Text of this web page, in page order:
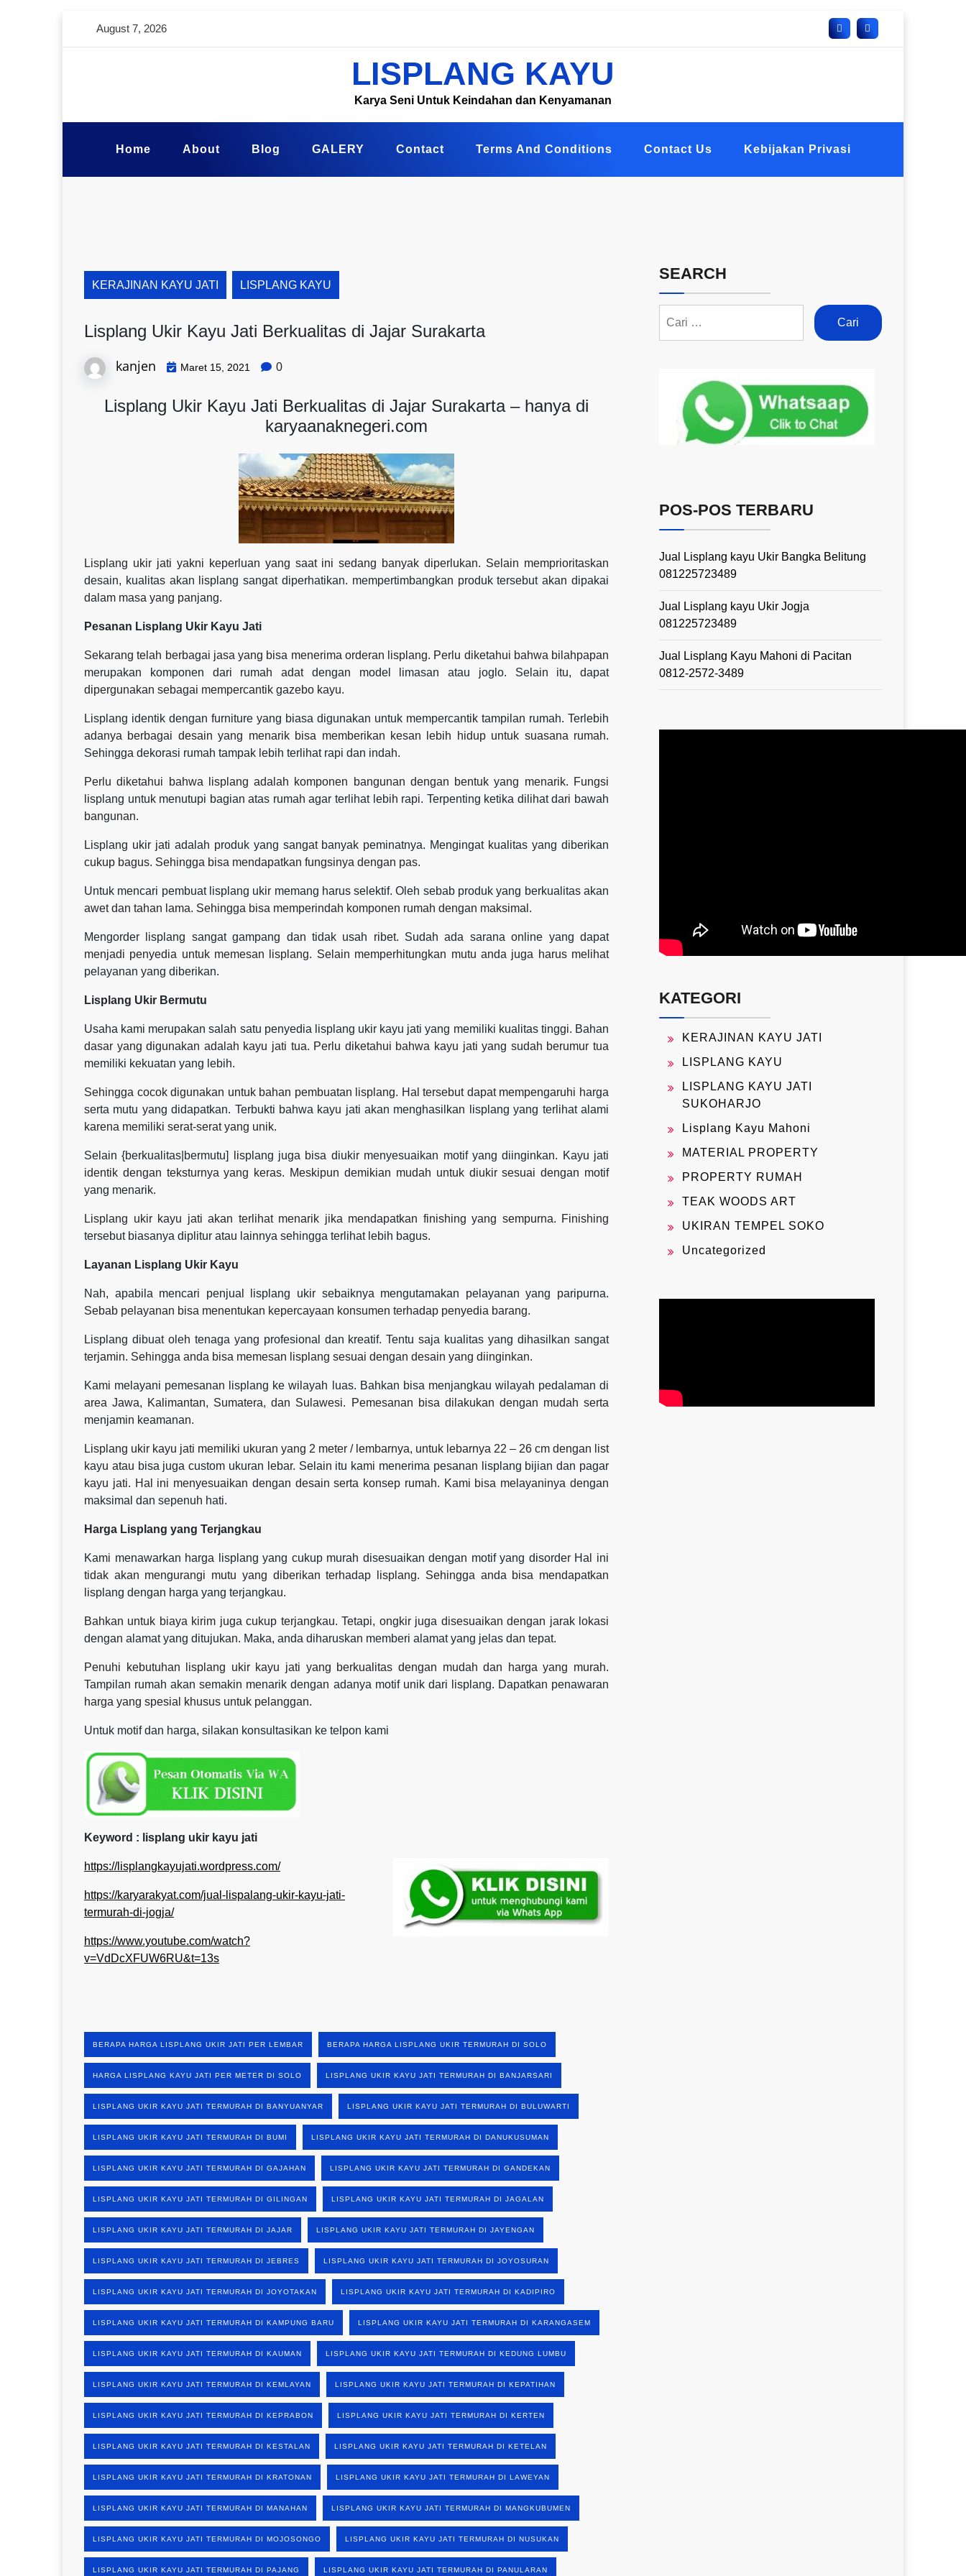
August 7, 2026
LISPLANG KAYU
Karya Seni Untuk Keindahan dan Kenyamanan
Home About Blog GALERY Contact Terms And Conditions Contact Us Kebijakan Privasi
KERAJINAN KAYU JATI LISPLANG KAYU
Lisplang Ukir Kayu Jati Berkualitas di Jajar Surakarta
kanjen Maret 15, 2021 0
Lisplang Ukir Kayu Jati Berkualitas di Jajar Surakarta – hanya di
karyaanaknegeri.com
Lisplang ukir jati yakni keperluan yang saat ini sedang banyak diperlukan. Selain memprioritaskan
desain, kualitas akan lisplang sangat diperhatikan. mempertimbangkan produk tersebut akan dipakai
dalam masa yang panjang.
Pesanan Lisplang Ukir Kayu Jati
Sekarang telah berbagai jasa yang bisa menerima orderan lisplang. Perlu diketahui bahwa bilahpapan
merupakan komponen dari rumah adat dengan model limasan atau joglo. Selain itu, dapat
dipergunakan sebagai mempercantik gazebo kayu.
Lisplang identik dengan furniture yang biasa digunakan untuk mempercantik tampilan rumah. Terlebih
adanya berbagai desain yang menarik bisa memberikan kesan lebih hidup untuk suasana rumah.
Sehingga dekorasi rumah tampak lebih terlihat rapi dan indah.
Perlu diketahui bahwa lisplang adalah komponen bangunan dengan bentuk yang menarik. Fungsi
lisplang untuk menutupi bagian atas rumah agar terlihat lebih rapi. Terpenting ketika dilihat dari bawah
bangunan.
Lisplang ukir jati adalah produk yang sangat banyak peminatnya. Mengingat kualitas yang diberikan
cukup bagus. Sehingga bisa mendapatkan fungsinya dengan pas.
Untuk mencari pembuat lisplang ukir memang harus selektif. Oleh sebab produk yang berkualitas akan
awet dan tahan lama. Sehingga bisa memperindah komponen rumah dengan maksimal.
Mengorder lisplang sangat gampang dan tidak usah ribet. Sudah ada sarana online yang dapat
menjadi penyedia untuk memesan lisplang. Selain memperhitungkan mutu anda juga harus melihat
pelayanan yang diberikan.
Lisplang Ukir Bermutu
Usaha kami merupakan salah satu penyedia lisplang ukir kayu jati yang memiliki kualitas tinggi. Bahan
dasar yang digunakan adalah kayu jati tua. Perlu diketahui bahwa kayu jati yang sudah berumur tua
memiliki kekuatan yang lebih.
Sehingga cocok digunakan untuk bahan pembuatan lisplang. Hal tersebut dapat mempengaruhi harga
serta mutu yang didapatkan. Terbukti bahwa kayu jati akan menghasilkan lisplang yang terlihat alami
karena memiliki serat-serat yang unik.
Selain {berkualitas|bermutu] lisplang juga bisa diukir menyesuaikan motif yang diinginkan. Kayu jati
identik dengan teksturnya yang keras. Meskipun demikian mudah untuk diukir sesuai dengan motif
yang menarik.
Lisplang ukir kayu jati akan terlihat menarik jika mendapatkan finishing yang sempurna. Finishing
tersebut biasanya diplitur atau lainnya sehingga terlihat lebih bagus.
Layanan Lisplang Ukir Kayu
Nah, apabila mencari penjual lisplang ukir sebaiknya mengutamakan pelayanan yang paripurna.
Sebab pelayanan bisa menentukan kepercayaan konsumen terhadap penyedia barang.
Lisplang dibuat oleh tenaga yang profesional dan kreatif. Tentu saja kualitas yang dihasilkan sangat
terjamin. Sehingga anda bisa memesan lisplang sesuai dengan desain yang diinginkan.
Kami melayani pemesanan lisplang ke wilayah luas. Bahkan bisa menjangkau wilayah pedalaman di
area Jawa, Kalimantan, Sumatera, dan Sulawesi. Pemesanan bisa dilakukan dengan mudah serta
menjamin keamanan.
Lisplang ukir kayu jati memiliki ukuran yang 2 meter / lembarnya, untuk lebarnya 22 – 26 cm dengan list
kayu atau bisa juga custom ukuran lebar. Selain itu kami menerima pesanan lisplang bijian dan pagar
kayu jati. Hal ini menyesuaikan dengan desain serta konsep rumah. Kami bisa melayaninya dengan
maksimal dan sepenuh hati.
Harga Lisplang yang Terjangkau
Kami menawarkan harga lisplang yang cukup murah disesuaikan dengan motif yang disorder Hal ini
tidak akan mengurangi mutu yang diberikan terhadap lisplang. Sehingga anda bisa mendapatkan
lisplang dengan harga yang terjangkau.
Bahkan untuk biaya kirim juga cukup terjangkau. Tetapi, ongkir juga disesuaikan dengan jarak lokasi
dengan alamat yang ditujukan. Maka, anda diharuskan memberi alamat yang jelas dan tepat.
Penuhi kebutuhan lisplang ukir kayu jati yang berkualitas dengan mudah dan harga yang murah.
Tampilan rumah akan semakin menarik dengan adanya motif unik dari lisplang. Dapatkan penawaran
harga yang spesial khusus untuk pelanggan.
Untuk motif dan harga, silakan konsultasikan ke telpon kami
Keyword : lisplang ukir kayu jati
https://lisplangkayujati.wordpress.com/
https://karyarakyat.com/jual-lispalang-ukir-kayu-jati-
termurah-di-jogja/
https://www.youtube.com/watch?
v=VdDcXFUW6RU&t=13s
BERAPA HARGA LISPLANG UKIR JATI PER LEMBAR BERAPA HARGA LISPLANG UKIR TERMURAH DI SOLO
HARGA LISPLANG KAYU JATI PER METER DI SOLO LISPLANG UKIR KAYU JATI TERMURAH DI BANJARSARI
LISPLANG UKIR KAYU JATI TERMURAH DI BANYUANYAR LISPLANG UKIR KAYU JATI TERMURAH DI BULUWARTI
LISPLANG UKIR KAYU JATI TERMURAH DI BUMI LISPLANG UKIR KAYU JATI TERMURAH DI DANUKUSUMAN
LISPLANG UKIR KAYU JATI TERMURAH DI GAJAHAN LISPLANG UKIR KAYU JATI TERMURAH DI GANDEKAN
LISPLANG UKIR KAYU JATI TERMURAH DI GILINGAN LISPLANG UKIR KAYU JATI TERMURAH DI JAGALAN
LISPLANG UKIR KAYU JATI TERMURAH DI JAJAR LISPLANG UKIR KAYU JATI TERMURAH DI JAYENGAN
LISPLANG UKIR KAYU JATI TERMURAH DI JEBRES LISPLANG UKIR KAYU JATI TERMURAH DI JOYOSURAN
LISPLANG UKIR KAYU JATI TERMURAH DI JOYOTAKAN LISPLANG UKIR KAYU JATI TERMURAH DI KADIPIRO
LISPLANG UKIR KAYU JATI TERMURAH DI KAMPUNG BARU LISPLANG UKIR KAYU JATI TERMURAH DI KARANGASEM
LISPLANG UKIR KAYU JATI TERMURAH DI KAUMAN LISPLANG UKIR KAYU JATI TERMURAH DI KEDUNG LUMBU
LISPLANG UKIR KAYU JATI TERMURAH DI KEMLAYAN LISPLANG UKIR KAYU JATI TERMURAH DI KEPATIHAN
LISPLANG UKIR KAYU JATI TERMURAH DI KEPRABON LISPLANG UKIR KAYU JATI TERMURAH DI KERTEN
LISPLANG UKIR KAYU JATI TERMURAH DI KESTALAN LISPLANG UKIR KAYU JATI TERMURAH DI KETELAN
LISPLANG UKIR KAYU JATI TERMURAH DI KRATONAN LISPLANG UKIR KAYU JATI TERMURAH DI LAWEYAN
LISPLANG UKIR KAYU JATI TERMURAH DI MANAHAN LISPLANG UKIR KAYU JATI TERMURAH DI MANGKUBUMEN
LISPLANG UKIR KAYU JATI TERMURAH DI MOJOSONGO LISPLANG UKIR KAYU JATI TERMURAH DI NUSUKAN
LISPLANG UKIR KAYU JATI TERMURAH DI PAJANG LISPLANG UKIR KAYU JATI TERMURAH DI PANULARAN
SEARCH
POS-POS TERBARU
Jual Lisplang kayu Ukir Bangka Belitung
081225723489
Jual Lisplang kayu Ukir Jogja
081225723489
Jual Lisplang Kayu Mahoni di Pacitan
0812-2572-3489
KATEGORI
KERAJINAN KAYU JATI
LISPLANG KAYU
LISPLANG KAYU JATI
SUKOHARJO
Lisplang Kayu Mahoni
MATERIAL PROPERTY
PROPERTY RUMAH
TEAK WOODS ART
UKIRAN TEMPEL SOKO
Uncategorized